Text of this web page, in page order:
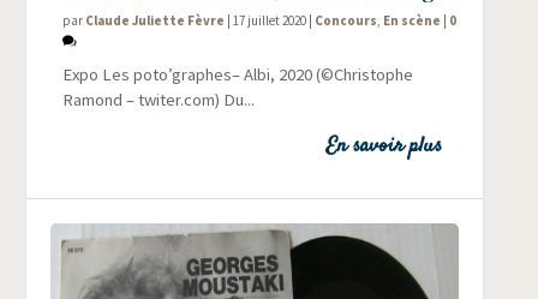
par Claude Juliette Fèvre |17 juillet 2020 Concours, En scène 0
Expo Les poto’graphes– Albi, 2020 (©Chris­tophe
Ramond – twi​ter​.com) Du...
En savoir plus